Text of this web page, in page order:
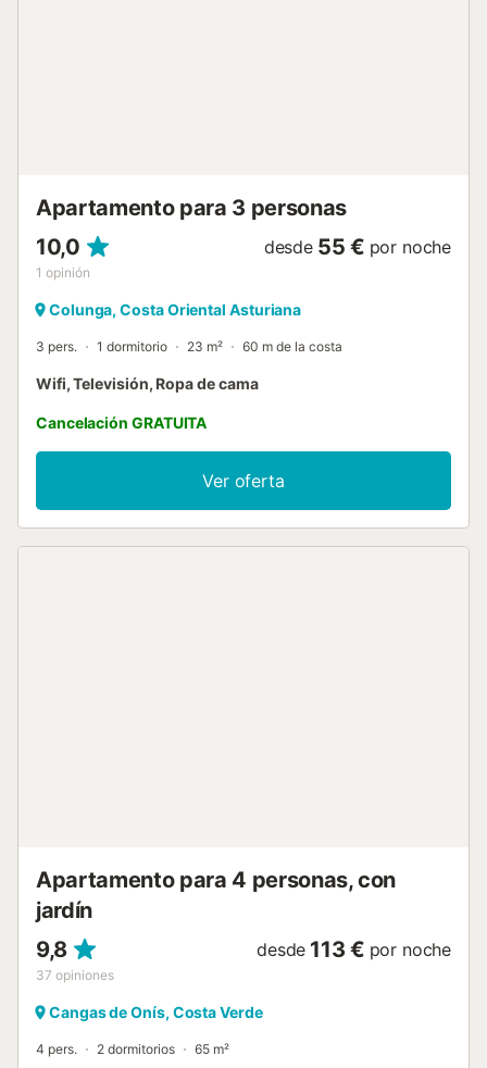
Apartamento para 3 personas
10,0
1 opinión
desde 55 € por noche
Colunga, Costa Oriental Asturiana
3 pers. 1 dormitorio 23 m² 60 m de la costa
Wifi, Televisión, Ropa de cama
Cancelación GRATUITA
Ver oferta
Apartamento para 4 personas, con
jardín
9,8
37 opiniones
desde 113 € por noche
Cangas de Onís, Costa Verde
4 pers. 2 dormitorios 65 m²